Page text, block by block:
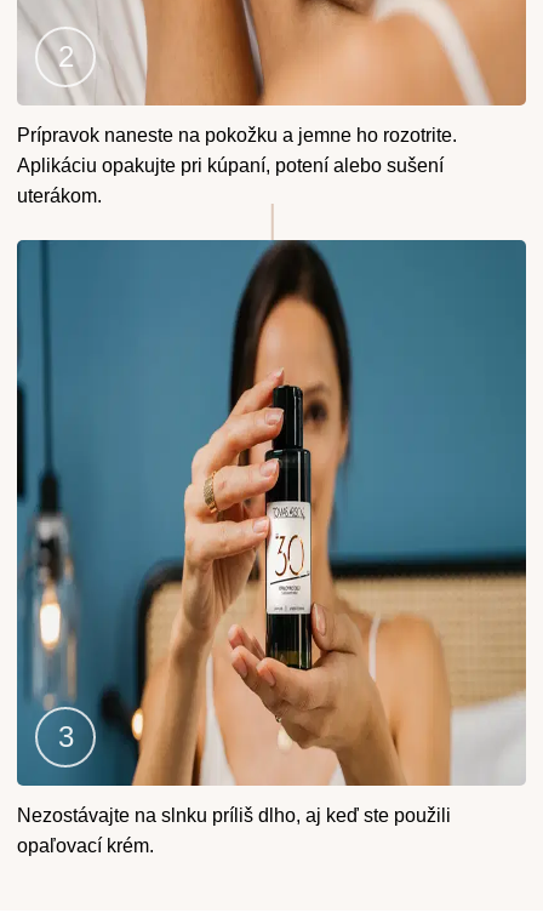
Krok
2
Prípravok naneste na pokožku a jemne ho rozotrite.
Aplikáciu opakujte pri kúpaní, potení alebo sušení
uterákom.
Krok
3
Nezostávajte na slnku príliš dlho, aj keď ste použili
opaľovací krém.